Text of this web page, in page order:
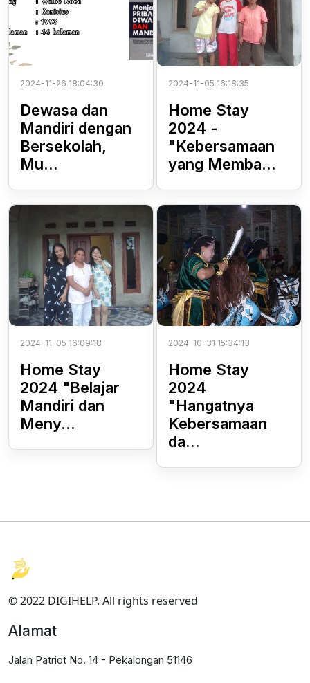
2024-11-26 18:04:30
Dewasa dan
Mandiri dengan
Bersekolah,
Mu...
2024-11-05 16:18:35
Home Stay
2024 -
"Kebersamaan
yang Memba...
2024-11-05 16:09:18
Home Stay
2024 "Belajar
Mandiri dan
Meny...
2024-10-31 15:34:13
Home Stay
2024
"Hangatnya
Kebersamaan
da...
© 2022 DIGIHELP. All rights reserved
Alamat
Jalan Patriot No. 14 - Pekalongan 51146